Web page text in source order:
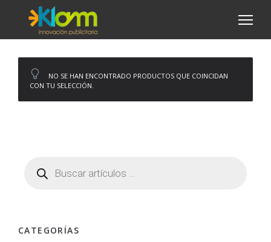
NO SE HAN ENCONTRADO PRODUCTOS QUE COINCIDAN
CON TU SELECCIÓN.
CATEGORÍAS